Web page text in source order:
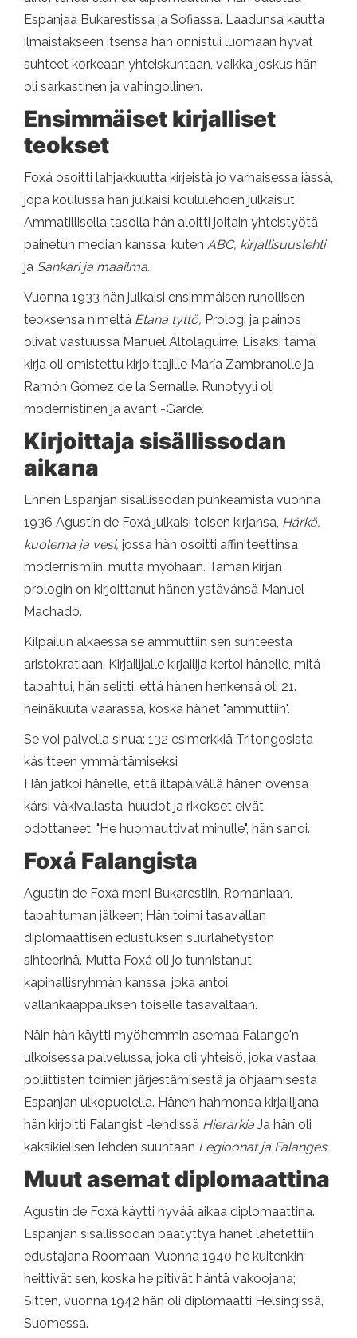
Espanjaa Bukarestissa ja Sofiassa. Laadunsa kautta
ilmaistakseen itsensä hän onnistui luomaan hyvät
suhteet korkeaan yhteiskuntaan, vaikka joskus hän
oli sarkastinen ja vahingollinen.
Ensimmäiset kirjalliset
teokset
Foxá osoitti lahjakkuutta kirjeistä jo varhaisessa iässä,
jopa koulussa hän julkaisi koululehden julkaisut.
Ammatillisella tasolla hän aloitti joitain yhteistyötä
painetun median kanssa, kuten ABC, kirjallisuuslehti
ja Sankari ja maailma.
Vuonna 1933 hän julkaisi ensimmäisen runollisen
teoksensa nimeltä Etana tyttö, Prologi ja painos
olivat vastuussa Manuel Altolaguirre. Lisäksi tämä
kirja oli omistettu kirjoittajille María Zambranolle ja
Ramón Gómez de la Sernalle. Runotyyli oli
modernistinen ja avant -Garde.
Kirjoittaja sisällissodan
aikana
Ennen Espanjan sisällissodan puhkeamista vuonna
1936 Agustín de Foxá julkaisi toisen kirjansa, Härkä,
kuolema ja vesi, jossa hän osoitti affiniteettinsa
modernismiin, mutta myöhään. Tämän kirjan
prologin on kirjoittanut hänen ystävänsä Manuel
Machado.
Kilpailun alkaessa se ammuttiin sen suhteesta
aristokratiaan. Kirjailijalle kirjailija kertoi hänelle, mitä
tapahtui, hän selitti, että hänen henkensä oli 21.
heinäkuuta vaarassa, koska hänet "ammuttiin".
Se voi palvella sinua: 132 esimerkkiä Tritongosista
käsitteen ymmärtämiseksi
Hän jatkoi hänelle, että iltapäivällä hänen ovensa
kärsi väkivallasta, huudot ja rikokset eivät
odottaneet; "He huomauttivat minulle", hän sanoi.
Foxá Falangista
Agustín de Foxá meni Bukarestiin, Romaniaan,
tapahtuman jälkeen; Hän toimi tasavallan
diplomaattisen edustuksen suurlähetystön
sihteerinä. Mutta Foxá oli jo tunnistanut
kapinallisryhmän kanssa, joka antoi
vallankaappauksen toiselle tasavaltaan.
Näin hän käytti myöhemmin asemaa Falange'n
ulkoisessa palvelussa, joka oli yhteisö, joka vastaa
poliittisten toimien järjestämisestä ja ohjaamisesta
Espanjan ulkopuolella. Hänen hahmonsa kirjailijana
hän kirjoitti Falangist -lehdissä Hierarkia Ja hän oli
kaksikielisen lehden suuntaan Legioonat ja Falanges.
Muut asemat diplomaattina
Agustín de Foxá käytti hyvää aikaa diplomaattina.
Espanjan sisällissodan päätyttyä hänet lähetettiin
edustajana Roomaan. Vuonna 1940 he kuitenkin
heittivät sen, koska he pitivät häntä vakoojana;
Sitten, vuonna 1942 hän oli diplomaatti Helsingissä,
Suomessa.